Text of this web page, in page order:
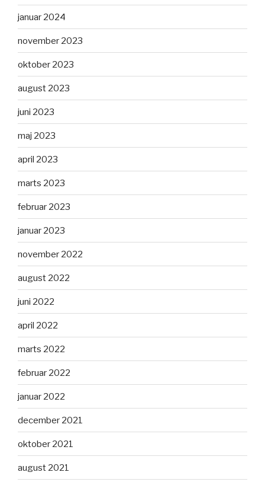
januar 2024
november 2023
oktober 2023
august 2023
juni 2023
maj 2023
april 2023
marts 2023
februar 2023
januar 2023
november 2022
august 2022
juni 2022
april 2022
marts 2022
februar 2022
januar 2022
december 2021
oktober 2021
august 2021